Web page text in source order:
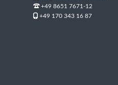
+49 8651 7671-12
+49 170 343 16 87